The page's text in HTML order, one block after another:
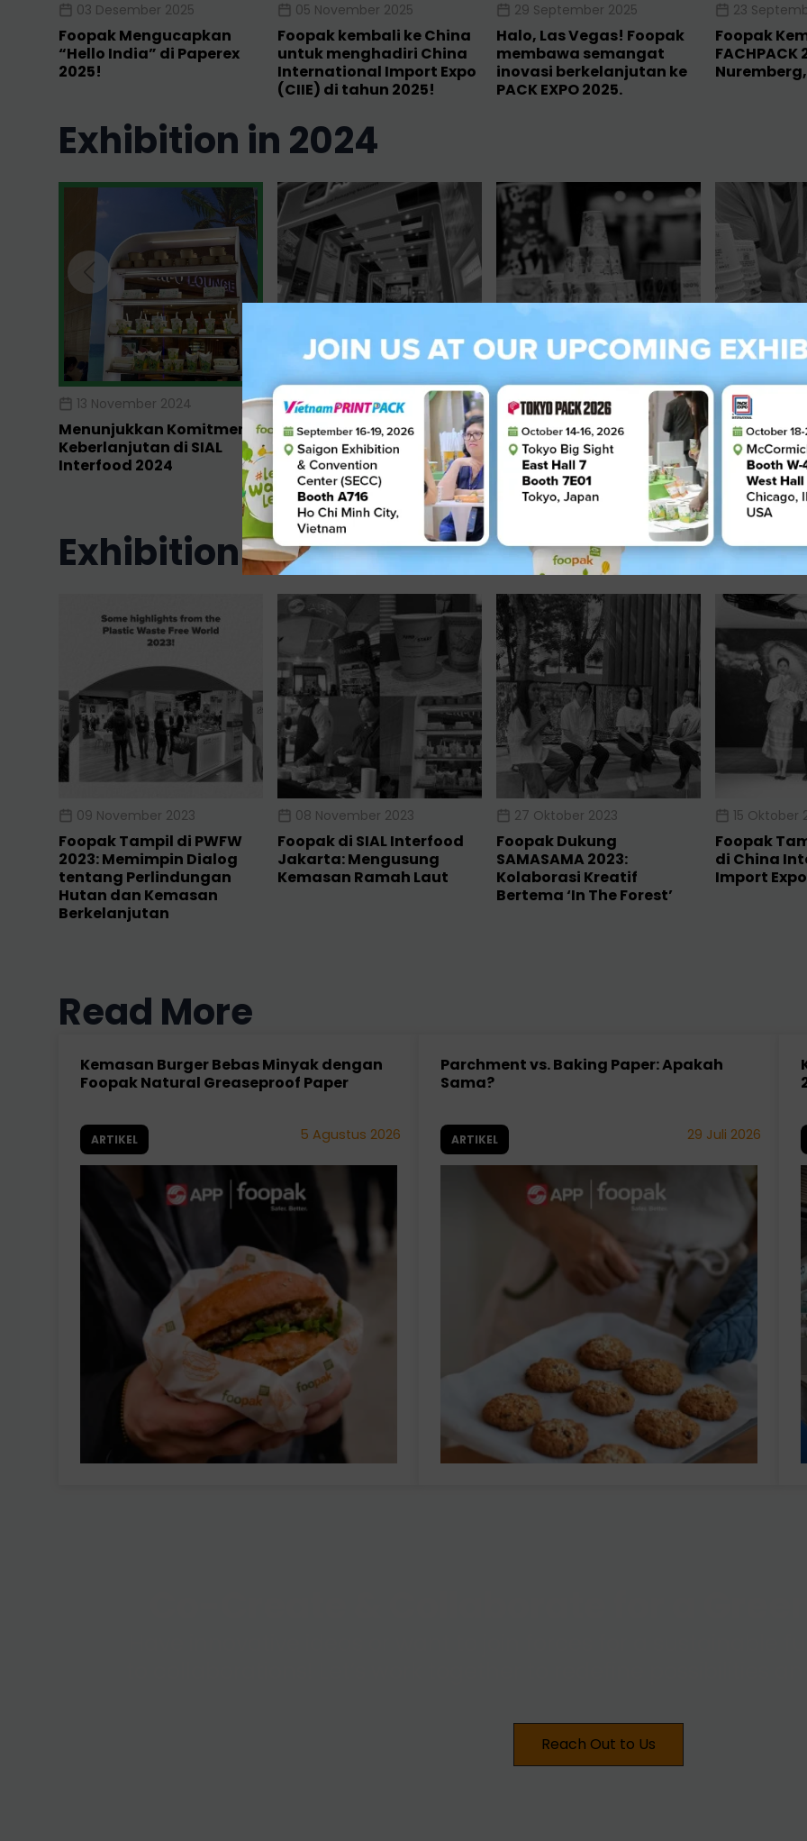
03 Desember 2025
Foopak Mengucapkan
“Hello India” di Paperex
2025!
05 November 2025
Foopak kembali ke China
untuk menghadiri China
International Import Expo
(CIIE) di tahun 2025!
29 September 2025
Halo, Las Vegas! Foopak
membawa semangat
inovasi berkelanjutan ke
PACK EXPO 2025.
23
Foopak
FACHPACK
exhibition in 2024
13 November 2024
Menunjukkan Komitmen
Keberlanjutan di SIAL
Interfood 2024
12 November 2024
Foopak Soroti Kemasan
Berkelanjutan di
Paperworld Middle East
2024!
05 November 2024
Foopak dari APP Group
Tampilkan Inovasi
Berkelanjutan di China
International Import Expo
(CIIE) 2024!
03
Foopak
EXPO 2024
exhibition in 2023
09 November 2023
Foopak Tampil di PWFW
2023: Memimpin Dialog
tentang Perlindungan
Hutan dan Kemasan
Berkelanjutan
08 November 2023
Foopak di SIAL Interfood
Jakarta: Mengusung
Kemasan Ramah Laut
27 Oktober 2023
Foopak Dukung
SAMASAMA 2023:
Kolaborasi Kreatif
Bertema ‘In The Forest’
15 Oktober
Foopak
di China
Import
Read More
Kemasan Burger Bebas Minyak dengan
Foopak Natural Greaseproof Paper
ARTIKEL 5 Agustus 2026
Parchment vs. Baking Paper: Apakah
Sama?
ARTIKEL 29 Juli 2026
Reach Out to Us